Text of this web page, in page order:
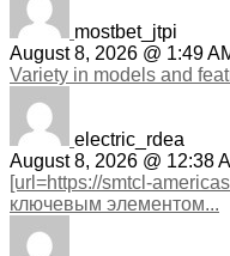
mostbet_jtpi
August 8, 2026 @ 1:49
Variety in models and
electric_rdea
August 8, 2026 @ 12:38
[url=https://smtcl-
ключевым элементом...